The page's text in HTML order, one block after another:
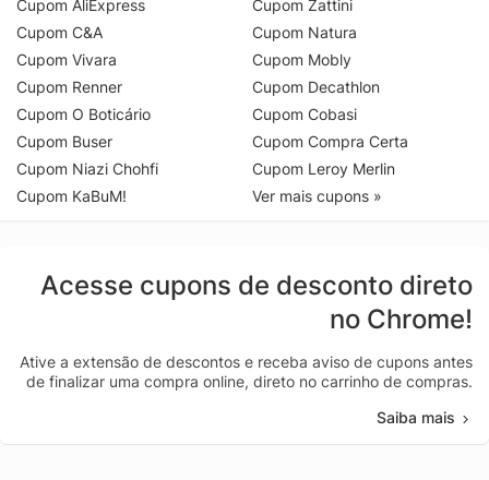
Cupom AliExpress
Cupom C&A
Cupom Vivara
Cupom Renner
Cupom O Boticário
Cupom Buser
Cupom Niazi Chohfi
Cupom KaBuM!
Cupom Zattini
Cupom Natura
Cupom Mobly
Cupom Decathlon
Cupom Cobasi
Cupom Compra Certa
Cupom Leroy Merlin
Ver mais cupons »
Acesse cupons de desconto direto
no Chrome!
Ative a extensão de descontos e receba aviso de cupons antes
de finalizar uma compra online, direto no carrinho de compras.
Saiba mais